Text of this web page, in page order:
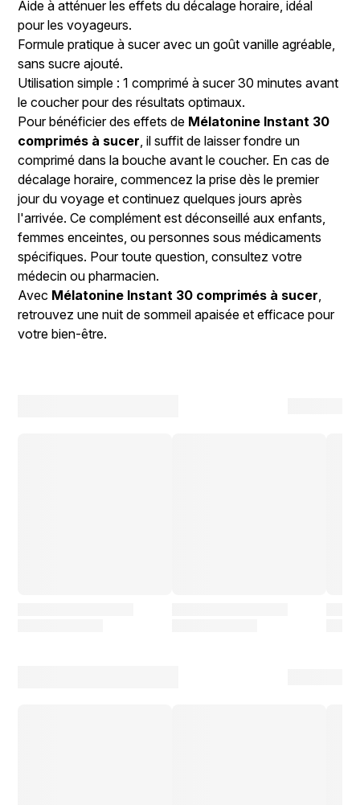
Aide à atténuer les effets du décalage horaire, idéal
pour les voyageurs.
Formule pratique à sucer avec un goût vanille agréable,
sans sucre ajouté.
Utilisation simple : 1 comprimé à sucer 30 minutes avant
le coucher pour des résultats optimaux.
Pour bénéficier des effets de Mélatonine Instant 30
comprimés à sucer, il suffit de laisser fondre un
comprimé dans la bouche avant le coucher. En cas de
décalage horaire, commencez la prise dès le premier
jour du voyage et continuez quelques jours après
l'arrivée. Ce complément est déconseillé aux enfants,
femmes enceintes, ou personnes sous médicaments
spécifiques. Pour toute question, consultez votre
médecin ou pharmacien.
Avec Mélatonine Instant 30 comprimés à sucer,
retrouvez une nuit de sommeil apaisée et efficace pour
votre bien-être.